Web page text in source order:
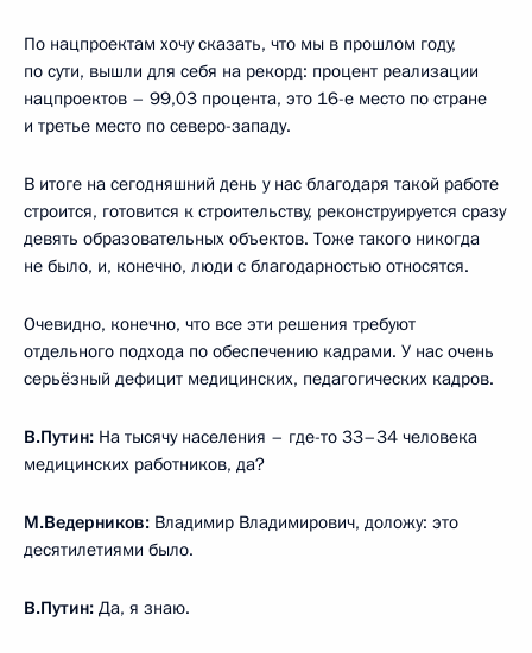
По нацпроектам хочу сказать, что мы в прошлом году,
по сути, вышли для себя на рекорд: процент реализации
нацпроектов – 99,03 процента, это 16-е место по стране
и третье место по северо-западу.
В итоге на сегодняшний день у нас благодаря такой работе
строится, готовится к строительству, реконструируется сразу
девять образовательных объектов. Тоже такого никогда
не было, и, конечно, люди с благодарностью относятся.
Очевидно, конечно, что все эти решения требуют
отдельного подхода по обеспечению кадрами. У нас очень
серьёзный дефицит медицинских, педагогических кадров.
В.Путин: На тысячу населения – где-то 33–34 человека
медицинских работников, да?
М.Ведерников: Владимир Владимирович, доложу: это
десятилетиями было.
В.Путин: Да, я знаю.